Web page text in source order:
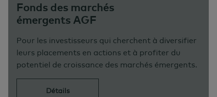
Fonds des marchés
émergents AGF
Pour les investisseurs qui cherchent à diversifier
leurs placements en actions et à profiter du
potentiel de croissance des marchés émergents.
Détails